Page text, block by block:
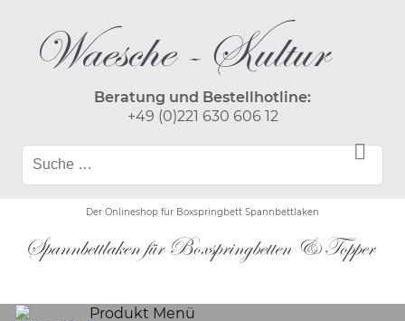
Beratung und Bestellhotline:
+49 (0)221 630 606 12
Der Onlineshop für Boxspringbett Spannbettlaken
Produkt Menü